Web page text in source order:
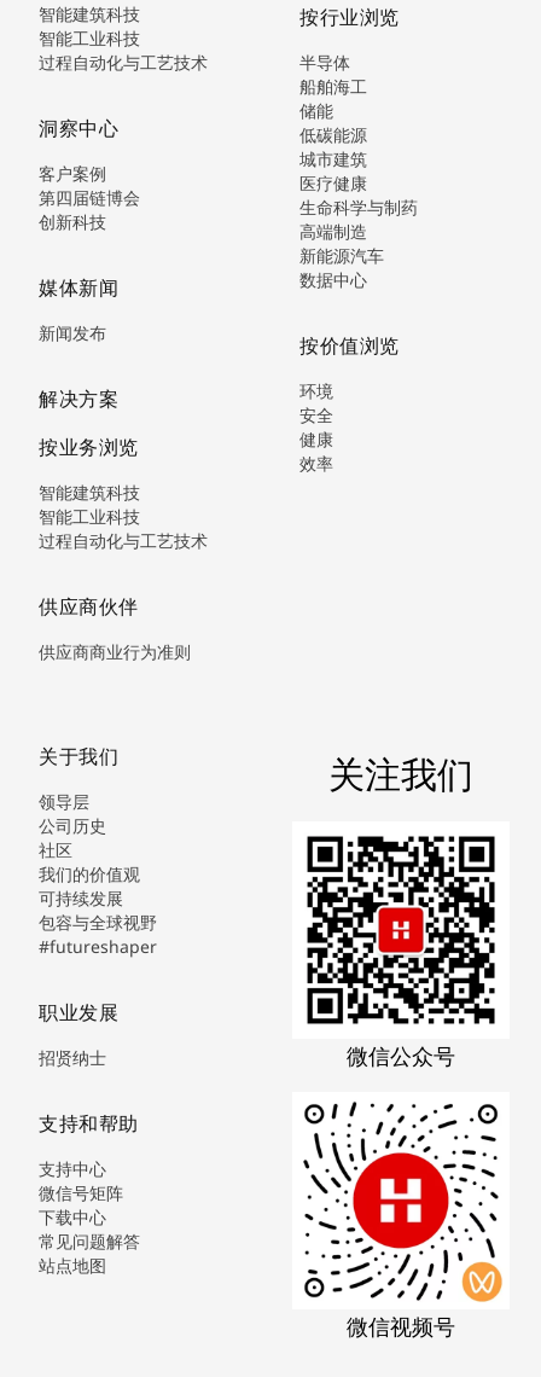
智能建筑科技
智能工业科技
过程自动化与工艺技术
洞察中心
客户案例
第四届链博会
创新科技
媒体新闻
新闻发布
解决方案
按业务浏览
智能建筑科技
智能工业科技
过程自动化与工艺技术
供应商伙伴
供应商商业行为准则
按行业浏览
半导体
船舶海工
储能
低碳能源
城市建筑
医疗健康
生命科学与制药
高端制造
新能源汽车
数据中心
按价值浏览
环境
安全
健康
效率
关于我们
领导层
公司历史
社区
我们的价值观
可持续发展
包容与全球视野
#futureshaper
职业发展
招贤纳士
支持和帮助
支持中心
微信号矩阵
下载中心
常见问题解答
站点地图
关注我们
微信公众号
微信视频号